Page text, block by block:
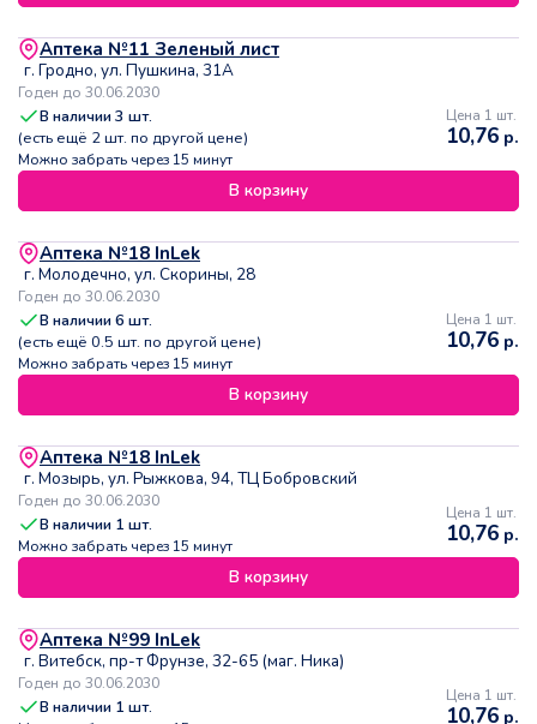
Аптека №11 Зеленый лист
г. Гродно, ул. Пушкина, 31А
Годен до 30.06.2030
В наличии3 шт.
(есть ещё 2шт. по другой цене)
Можно забрать через 15 минут
Цена 1 шт.
10,76 р.
В корзину
Аптека №18 InLek
г. Молодечно, ул. Скорины, 28
Годен до 30.06.2030
В наличии6 шт.
(есть ещё 0.5 шт. по другой цене)
Можно забрать через 15 минут
Цена 1 шт.
10,76 р.
В корзину
Аптека №18 InLek
г. Мозырь, ул. Рыжкова, 94, ТЦ Бобровский
Годен до 30.06.2030
В наличии 1 шт.
Можно забрать через 15 минут
Цена 1 шт.
10,76 р.
В корзину
Аптека №99 InLek
г. Витебск, пр-т Фрунзе, 32-65 (маг. Ника)
Годен до 30.06.2030
В наличии 1 шт.
Цена 1 шт.
10,76 р.